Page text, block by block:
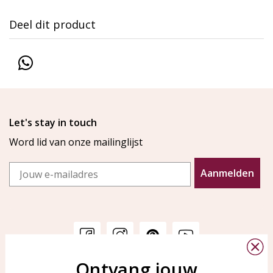
kristal (8 x 9
mm) (+€9,00)
(10 x 8 mm) (+
27. - (+€9,00)
28. Bronzen
swarovski parel
Deel dit product
Let's stay in touch
Word lid van onze mailinglijst
Email
Aanmelden